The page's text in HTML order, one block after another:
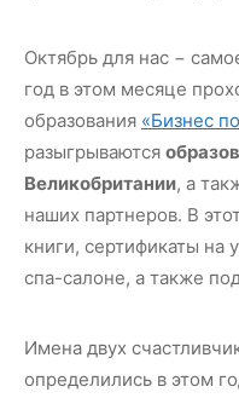
Октябрь для нас −
год в этом месяце
образования «Бизнес
разыгрываются
Великобритании, а
наших партнеров. В
книги, сертификаты на
спа-салоне, а также
Имена двух
определились в этом